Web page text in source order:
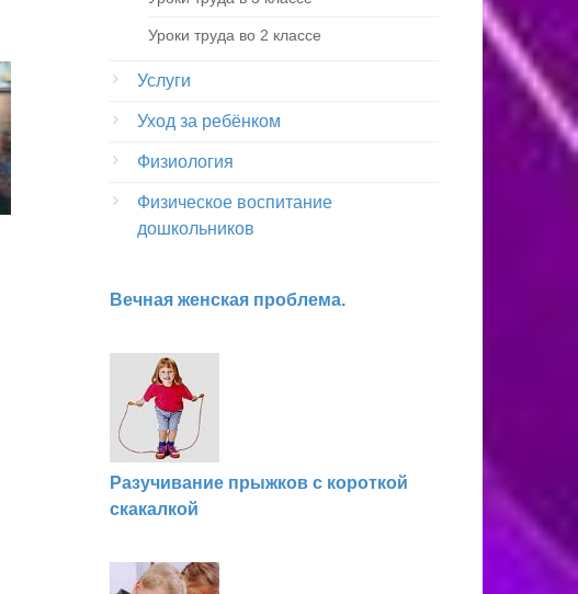
Уроки труда во 2 классе
Услуги
Уход за ребёнком
Физиология
Физическое воспитание
дошкольников
Вечная женская проблема.
Разучивание прыжков с короткой
скакалкой